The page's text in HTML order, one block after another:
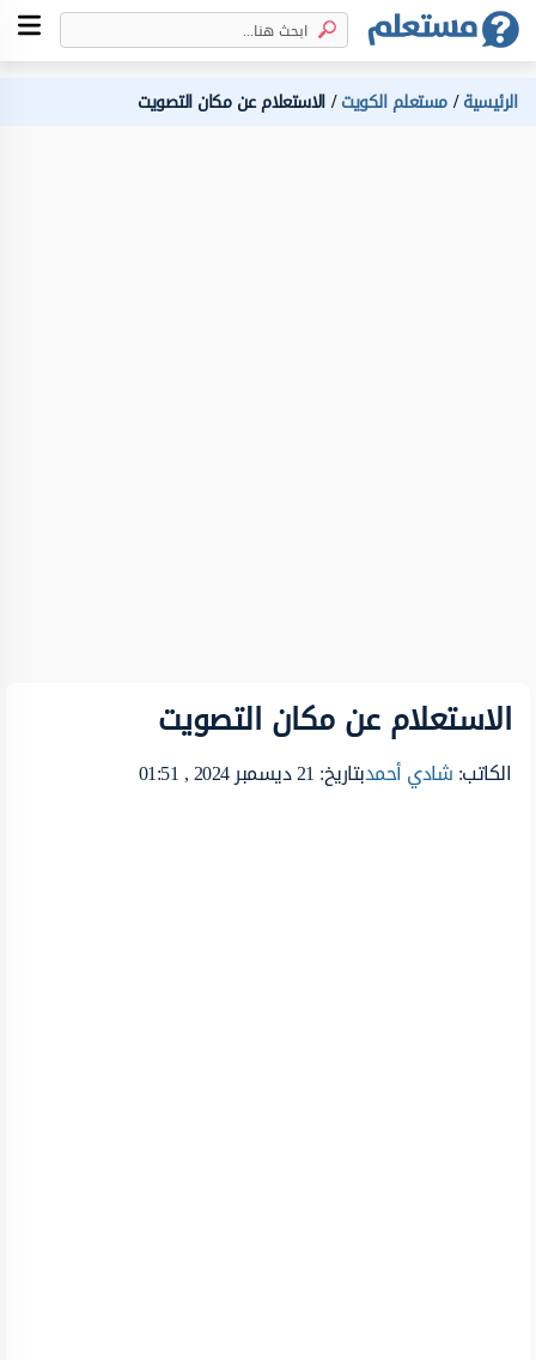
الرئيسية مستعلم الكويت الاستعلام عن مكان التصويت
الاستعلام عن مكان التصويت
الكاتب:شادي أحمدبتاريخ: 21 ديسمبر 2024 , 01:51